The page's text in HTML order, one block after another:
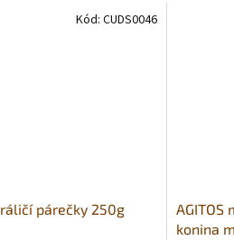
párečky 250g
Kód: CUDS0046
konina